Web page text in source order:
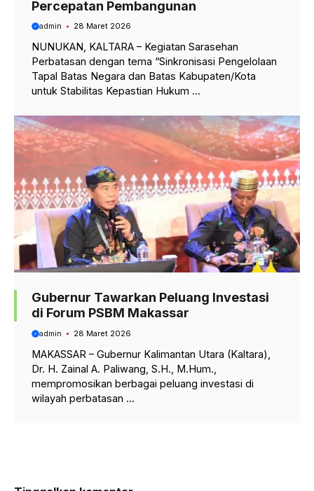
Percepatan Pembangunan
admin 28 Maret 2026
NUNUKAN, KALTARA – Kegiatan Sarasehan
Perbatasan dengan tema “Sinkronisasi Pengelolaan
Tapal Batas Negara dan Batas Kabupaten/Kota
untuk Stabilitas Kepastian Hukum ...
Gubernur Tawarkan Peluang Investasi
di Forum PSBM Makassar
admin 28 Maret 2026
MAKASSAR – Gubernur Kalimantan Utara (Kaltara),
Dr. H. Zainal A. Paliwang, S.H., M.Hum.,
mempromosikan berbagai peluang investasi di
wilayah perbatasan ...